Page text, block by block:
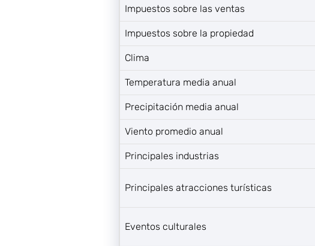
Impuestos sobre las ventas
Impuestos sobre la propiedad
Clima
Temperatura media anual
Precipitación media anual
Viento promedio anual
Principales industrias
Principales atracciones turísticas
Eventos culturales